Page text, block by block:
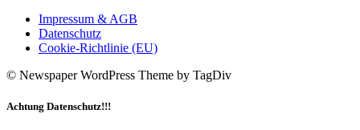
Impressum & AGB
Datenschutz
Cookie-Richtlinie (EU)
© Newspaper WordPress Theme by TagDiv
Achtung Datenschutz!!!